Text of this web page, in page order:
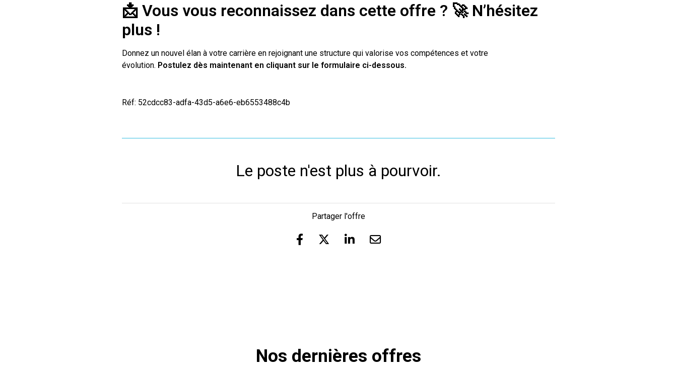
📩 Vous vous reconnaissez dans cette offre ? 🚀 N’hésitez
plus !
Donnez un nouvel élan à votre carrière en rejoignant une structure qui valorise vos compétences et votre
évolution. Postulez dès maintenant en cliquant sur le formulaire ci-dessous.
Réf: 52cdcc83-adfa-43d5-a6e6-eb6553488c4b
Le poste n'est plus à pourvoir.
Partager l'offre
Nos dernières offres